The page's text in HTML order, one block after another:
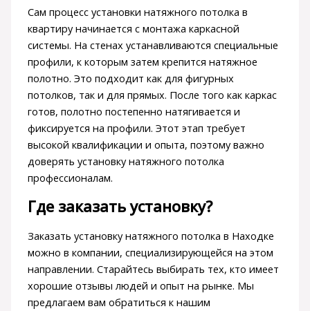
Сам процесс установки натяжного потолка в
квартиру начинается с монтажа каркасной
системы. На стенах устанавливаются специальные
профили, к которым затем крепится натяжное
полотно. Это подходит как для фигурных
потолков, так и для прямых. После того как каркас
готов, полотно постепенно натягивается и
фиксируется на профили. Этот этап требует
высокой квалификации и опыта, поэтому важно
доверять установку натяжного потолка
профессионалам.
Где заказать установку?
Заказать установку натяжного потолка в Находке
можно в компании, специализирующейся на этом
направлении. Старайтесь выбирать тех, кто имеет
хорошие отзывы людей и опыт на рынке. Мы
предлагаем вам обратиться к нашим